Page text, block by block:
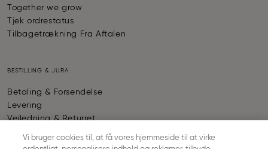
Together we grow
Tjek ordrestatus
Tilbagetrækning Fra Aftalen
BESTILLING & JURA
Betaling & Forsendelse
Levering
Vejledning & Returret
Almindelige forretningsbetingelser
Fortrolighedspolitik
Vi bruger cookies til, at få vores hjemmeside til at virke